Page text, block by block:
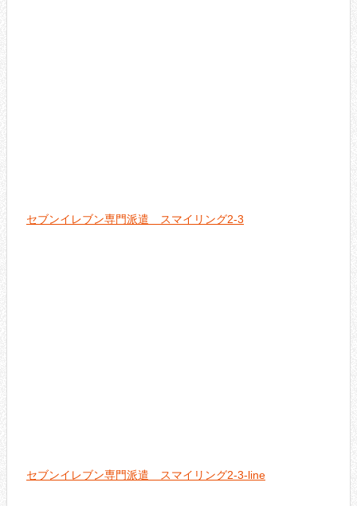
セブンイレブン専門派遣 スマイリング2-3
セブンイレブン専門派遣 スマイリング2-3-line